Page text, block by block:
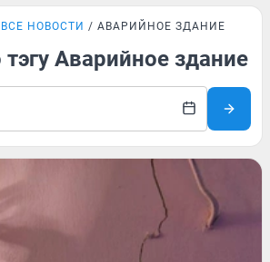
ВСЕ НОВОСТИ АВАРИЙНОЕ ЗДАНИЕ
Аварийное здание